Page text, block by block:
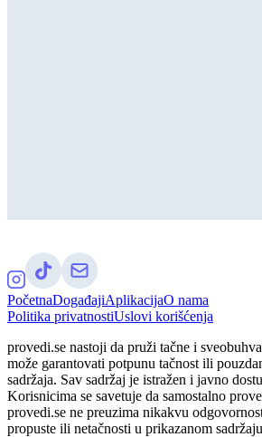
PočetnaDogađajiAplikacijaO nama
Politika privatnostiUslovi korišćenja
provedi.se nastoji da pruži tačne i
može garantovati potpunu tačnost ili
sadržaja. Sav sadržaj je istražen i javno
Korisnicima se savetuje da samostalno
provedi.se ne preuzima nikakvu
propuste ili netačnosti u prikazanom